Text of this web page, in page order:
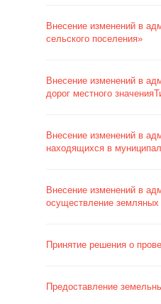
Внесение изменений в
сельского поселения»
Внесение изменений в
дорог местного
Внесение изменений в
находящихся в
Внесение изменений в
осуществление земляных
Принятие решения о
Предоставление